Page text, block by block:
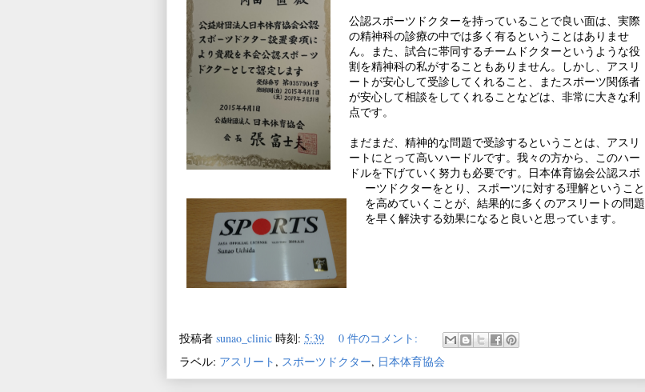
公認スポーツドクターを持っていることで良い面は、実際
の精神科の診療の中では多く有るということはありませ
ん。また、試合に帯同するチームドクターというような役
割を精神科の私がすることもありません。しかし、アスリ
ートが安心して受診してくれること、またスポーツ関係者
が安心して相談をしてくれることなどは、非常に大きな利
点です。
まだまだ、精神的な問題で受診するということは、アスリ
ートにとって高いハードルです。我々の方から、このハー
ドルを下げていく努力も必要です。日本体育協会公認スポ
ーツドクターをとり、スポーツに対する理解ということ
を高めていくことが、結果的に多くのアスリートの問題
を早く解決する効果になると良いと思っています。
投稿者 sunao_clinic 時刻: 5:39
0 件のコメント:
ラベル: アスリート, スポーツドクター, 日本体育協会